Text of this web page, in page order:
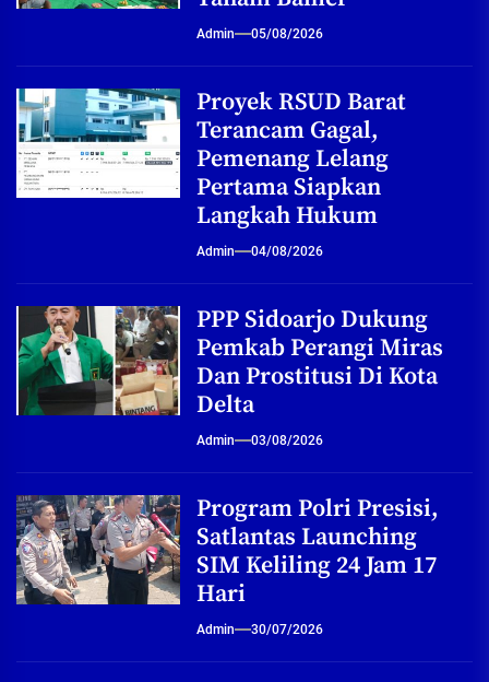
Admin 05/08/2026
Proyek RSUD Barat
Terancam Gagal,
Pemenang Lelang
Pertama Siapkan
Langkah Hukum
Admin 04/08/2026
PPP Sidoarjo Dukung
Pemkab Perangi Miras
Dan Prostitusi Di Kota
Delta
Admin 03/08/2026
Program Polri Presisi,
Satlantas Launching
SIM Keliling 24 Jam 17
Hari
Admin 30/07/2026